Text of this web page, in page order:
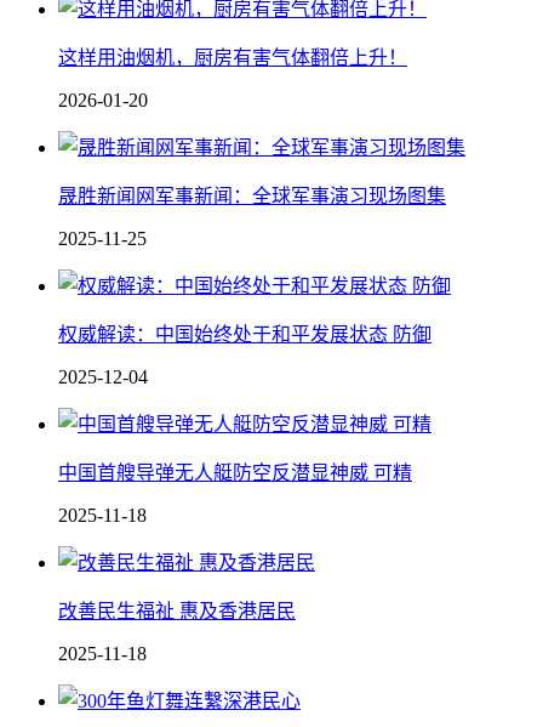
这样用油烟机，厨房有害气体翻倍上升！
2026-01-20
晟胜新闻网军事新闻：全球军事演习现场图集
2025-11-25
权威解读：中国始终处于和平发展状态 防御
2025-12-04
中国 首艘导弹无人艇防空反潜显神威 可精
2025-11-18
改善民生福祉 惠及香港居民
2025-11-18